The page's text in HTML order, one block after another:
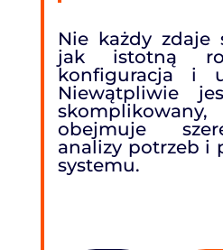
Nie każdy zdaje
jak istotną
konfiguracja i
Niewątpliwie
obejmuje
analizy potrzeb i
systemu.